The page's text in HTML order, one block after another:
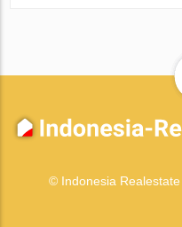
© Indonesia